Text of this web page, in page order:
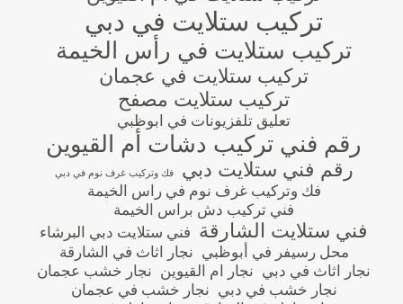
تركيب ستلايت في دبي
تركيب ستلايت في رأس الخيمة
تركيب ستلايت في عجمان
تركيب ستلايت مصفح
تعليق تلفزيونات في ابوظبي
رقم فني تركيب دشات أم القيوين
رقم فني ستلايت دبي فك وتركيب غرف نوم في دبي
فك وتركيب غرف نوم في راس الخيمة
فني تركيب دش براس الخيمة
فني ستلايت الشارقة فني ستلايت دبي البرشاء
محل رسيفر في أبوظبي نجار اثاث في الشارقة
نجار اثاث في دبي نجار ام القيوين نجار خشب عجمان
نجار خشب في دبي نجار خشب في عجمان